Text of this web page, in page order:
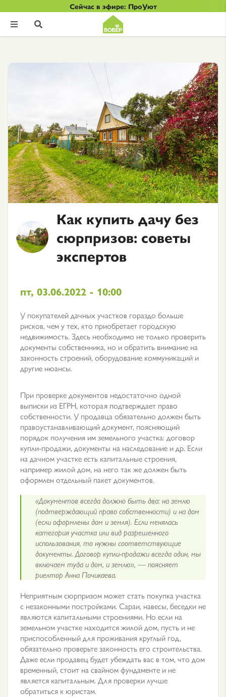
Сейчас в эфире: ПроУют
 
Как купить дачу без
сюрпризов: советы
экспертов
пт, 03.06.2022 - 10:00
У покупателей дачных участков гораздо больше
рисков, чем у тех, кто приобретает городскую
недвижимость. Здесь необходимо не только проверить
документы собственника, но и обратить внимание на
законность строений, оборудование коммуникаций и
другие нюансы.
При проверке документов недостаточно одной
выписки из ЕГРН, которая подтверждает право
собственности. У продавца обязательно должен быть
правоустанавливающий документ, поясняющий
порядок получения им земельного участка: договор
купли-продажи, документы на наследование и др. Если
на дачном участке есть капитальные строения,
например жилой дом, на него так же должен быть
оформлен отдельный пакет документов.
«Документов всегда должно быть два: на землю
(подтверждающий право собственности) и на дом
(если оформлены дом и земля). Если менялась
категория участка или вид разрешенного
использования, то нужны соответствующие
документы. Договор купли-продажи всегда один, мы
включаем туда и дом, и землю», — поясняет
риелтор Анна Почикаева.
Неприятным сюрпризом может стать покупка участка
с незаконными постройками. Сараи, навесы, беседки не
являются капитальными строениями. Но если на
земельном участке находится жилой дом, пусть и не
приспособленный для проживания круглый год,
обязательно проверьте законность его строительства.
Даже если продавец будет убеждать вас в том, что дом
временный, стоит на свайном фундаменте и не
является капитальным. Для проверки лучше
обратиться к юристам.